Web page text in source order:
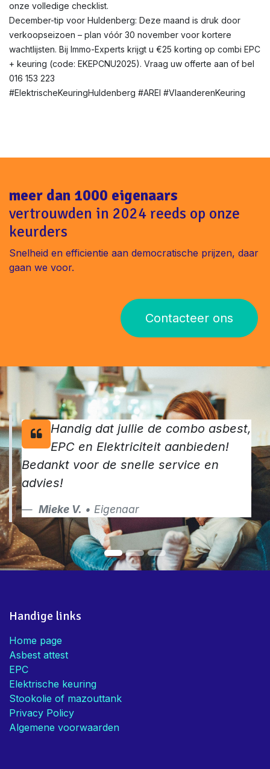
onze volledige checklist.
December-tip voor Huldenberg: Deze maand is druk door
verkoopseizoen – plan vóór 30 november voor kortere
wachtlijsten. Bij Immo-Experts krijgt u €25 korting op combi EPC
+ keuring (code: EKEPCNU2025). Vraag uw offerte aan of bel
016 153 223
#ElektrischeKeuringHuldenberg #AREI #VlaanderenKeuring
meer dan 1000 eigenaars
vertrouwden in 2024 reeds op onze
keurders
Snelheid en efficientie aan democratische prijzen, daar
gaan we voor.
Contacteer ons
Handig dat jullie de combo asbest,
EPC en Elektriciteit aanbieden!
Bedankt voor de snelle service en
advies!
Mieke V. • Eigenaar
Handige links
Home page
Asbest attest
EPC
Elektrische keuring
Stookolie of mazouttank
Privacy Policy
Algemene voorwaarden